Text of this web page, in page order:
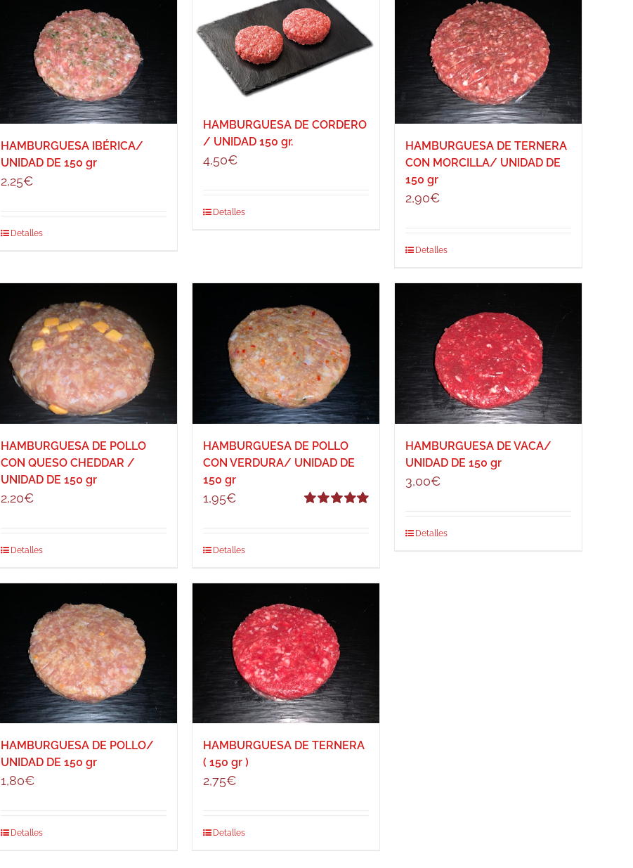
HAMBURGUESA IBÉRICA/
UNIDAD DE 150 gr
2,25€
Detalles
HAMBURGUESA DE CORDERO
/ UNIDAD 150 gr.
4,50€
Detalles
HAMBURGUESA DE TERNERA
CON MORCILLA/ UNIDAD DE
150 gr
2,90€
Detalles
HAMBURGUESA DE POLLO
CON QUESO CHEDDAR /
UNIDAD DE 150 gr
2,20€
Detalles
HAMBURGUESA DE POLLO
CON VERDURA/ UNIDAD DE
150 gr
1,95€
Detalles
HAMBURGUESA DE VACA/
UNIDAD DE 150 gr
3,00€
Detalles
HAMBURGUESA DE POLLO/
UNIDAD DE 150 gr
1,80€
Detalles
HAMBURGUESA DE TERNERA
( 150 gr )
2,75€
Detalles